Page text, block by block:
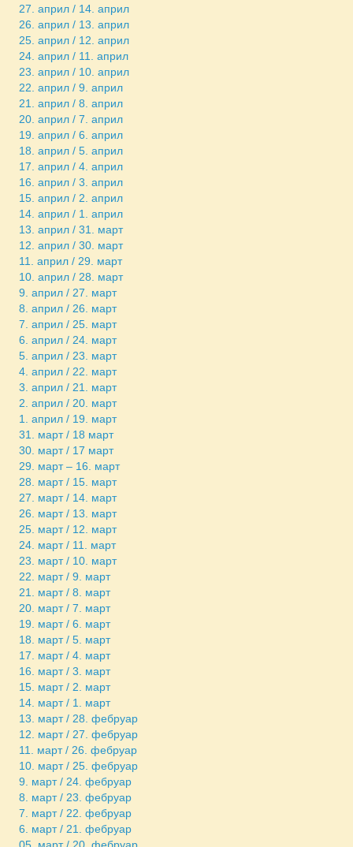
27. април / 14. април
26. април / 13. април
25. април / 12. април
24. април / 11. април
23. април / 10. април
22. април / 9. април
21. април / 8. април
20. април / 7. април
19. април / 6. април
18. април / 5. април
17. април / 4. април
16. април / 3. април
15. април / 2. април
14. април / 1. април
13. април / 31. март
12. април / 30. март
11. април / 29. март
10. април / 28. март
9. април / 27. март
8. април / 26. март
7. април / 25. март
6. април / 24. март
5. април / 23. март
4. април / 22. март
3. април / 21. март
2. април / 20. март
1. април / 19. март
31. март / 18 март
30. март / 17 март
29. март – 16. март
28. март / 15. март
27. март / 14. март
26. март / 13. март
25. март / 12. март
24. март / 11. март
23. март / 10. март
22. март / 9. март
21. март / 8. март
20. март / 7. март
19. март / 6. март
18. март / 5. март
17. март / 4. март
16. март / 3. март
15. март / 2. март
14. март / 1. март
13. март / 28. фебруар
12. март / 27. фебруар
11. март / 26. фебруар
10. март / 25. фебруар
9. март / 24. фебруар
8. март / 23. фебруар
7. март / 22. фебруар
6. март / 21. фебруар